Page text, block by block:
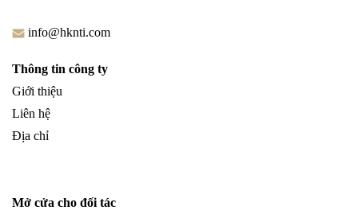
info@hknti.com
Thông tin công ty
Giới thiệu
Liên hệ
Địa chỉ
Mở cửa cho đối tác